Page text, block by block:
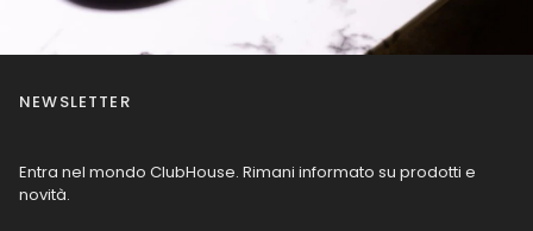
NEWSLETTER
Entra nel mondo ClubHouse. Rimani informato su prodotti e
novità.